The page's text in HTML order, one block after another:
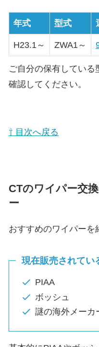
年式 型式
H23.1～ ZWA1～
ご自分の保有している
確認してください。
⇧ 目次へ戻る
CTのワイパー交
ー
おすすめのワイパーを
現在販売されてい
PIAA
ボッシュ
謎の海外メー